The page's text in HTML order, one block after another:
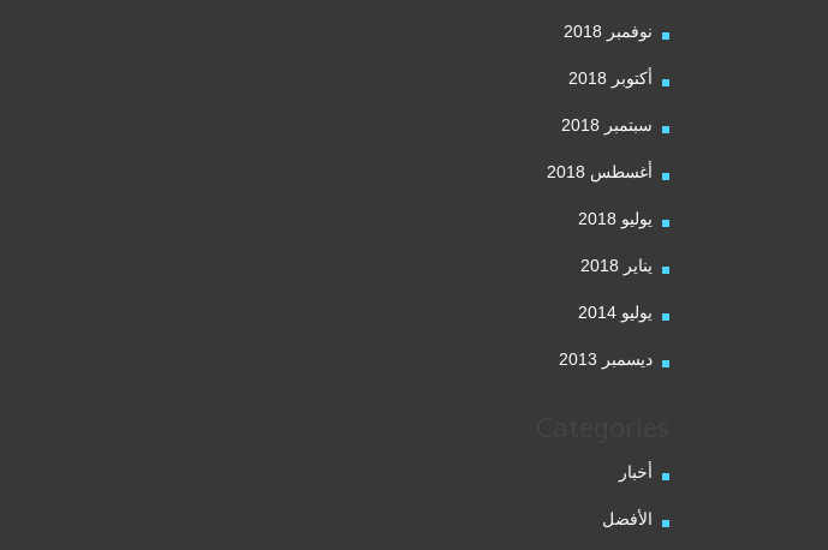
نوفمبر 2018
أكتوبر 2018
سبتمبر 2018
أغسطس 2018
يوليو 2018
يناير 2018
يوليو 2014
ديسمبر 2013
أخبار
الأفضل